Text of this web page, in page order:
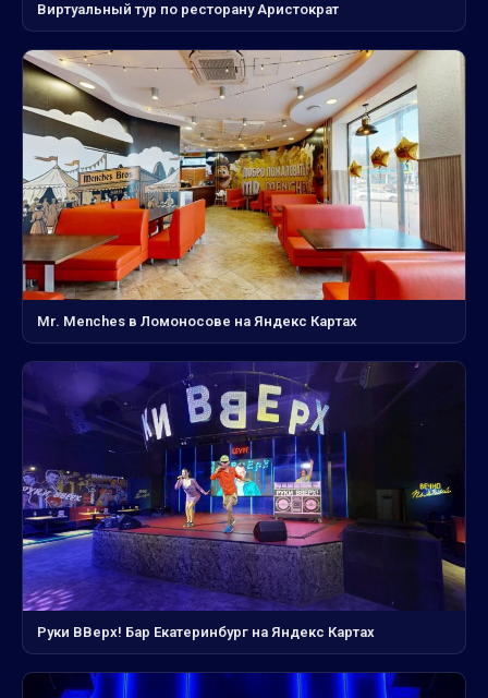
Виртуальный тур по ресторану Аристократ
Mr. Menches в Ломоносове на Яндекс Картах
Руки ВВерх! Бар Екатеринбург на Яндекс Картах